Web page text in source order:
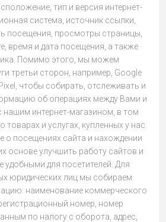
тип и версия интернет-
система, источник ссылки,
посещения, просмотры страницы,
время и дата посещения, а также
Помимо этого, мы можем
третьи сторон, например, Google
чтобы собирать, отслеживать и
об операциях между Вами и
нашим интернет-магазином, в том
и услугах, купленных у нас.
о посещениях сайта и нахождении
основе улучшить работу сайтов и
удобными для посетителей. Для
юридических лиц мы собираем
наименование коммерческого
номер, номер
по налогу с оборота, адрес,